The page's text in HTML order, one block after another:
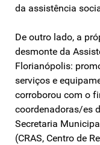
da assistência
De outro lado, a
desmonte da
Florianópolis:
serviços e
corroborou com o
coordenadoras/es
Secretaria
(CRAS, Centro de